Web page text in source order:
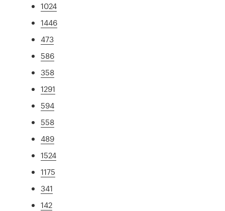
1024
1446
473
586
358
1291
594
558
489
1524
1175
341
142